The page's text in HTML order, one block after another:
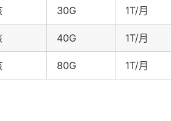
30G 1T/月
40G 1T/月
80G 1T/月